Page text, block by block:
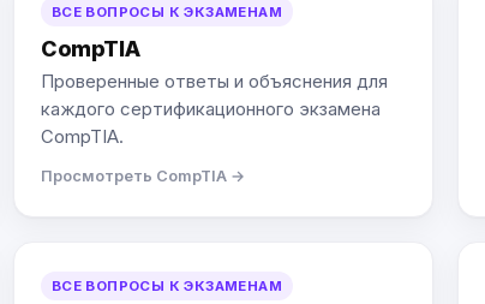
ВСЕ ВОПРОСЫ К ЭКЗАМЕНАМ
CompTIA
Проверенные ответы и объяснения для
каждого сертификационного экзамена
CompTIA.
Просмотреть CompTIA →
ВСЕ ВОПРОСЫ К ЭКЗАМЕНАМ